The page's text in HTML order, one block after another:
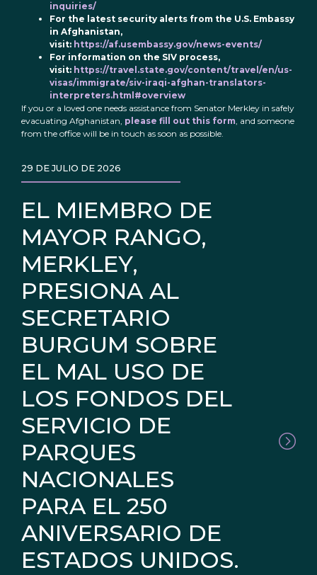
inquiries/
For the latest security alerts from the U.S. Embassy
in Afghanistan,
visit: https://af.usembassy.gov/news-events/
For information on the SIV process,
visit: https://travel.state.gov/content/travel/en/us-
visas/immigrate/siv-iraqi-afghan-translators-
interpreters.html#overview
If you or a loved one needs assistance from Senator Merkley in safely
evacuating Afghanistan, please fill out this form, and someone
from the office will be in touch as soon as possible.
EL MIEMBRO DE
MAYOR RANGO,
MERKLEY,
PRESIONA AL
SECRETARIO
BURGUM SOBRE
EL MAL USO DE
LOS FONDOS DEL
SERVICIO DE
PARQUES
NACIONALES
PARA EL 250
ANIVERSARIO DE
ESTADOS UNIDOS.
29 DE JULIO DE 2026